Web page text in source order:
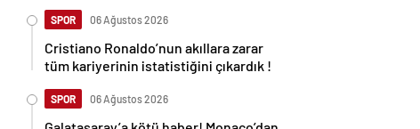
SPOR 06 Ağustos 2026
Cristiano Ronaldo’nun akıllara zarar
tüm kariyerinin istatistiğini çıkardık !
SPOR 06 Ağustos 2026